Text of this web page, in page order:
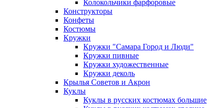
Колокольчики фарфоровые
Конструкторы
Конфеты
Костюмы
Кружки
Кружки "Самара Город и Люди"
Кружки пивные
Кружки художественные
Кружки деколь
Крылья Советов и Акрон
Куклы
Куклы в русских костюмах большие